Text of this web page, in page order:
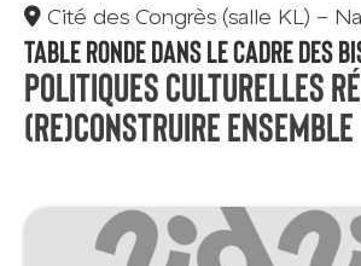
Cité des Congrès (salle KL) -
Table ronde dans le cadre des
Politiques culturelles
(Re)construire ensemble